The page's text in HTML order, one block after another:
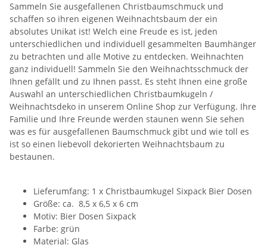
Sammeln Sie ausgefallenen Christbaumschmuck und
schaffen so ihren eigenen Weihnachtsbaum der ein
absolutes Unikat ist! Welch eine Freude es ist, jeden
unterschiedlichen und individuell gesammelten Baumhänger
zu betrachten und alle Motive zu entdecken. Weihnachten
ganz individuell! Sammeln Sie den Weihnachtsschmuck der
Ihnen gefällt und zu Ihnen passt. Es steht Ihnen eine große
Auswahl an unterschiedlichen Christbaumkugeln /
Weihnachtsdeko in unserem Online Shop zur Verfügung. Ihre
Familie und Ihre Freunde werden staunen wenn Sie sehen
was es für ausgefallenen Baumschmuck gibt und wie toll es
ist so einen liebevoll dekorierten Weihnachtsbaum zu
bestaunen.
Lieferumfang: 1 x Christbaumkugel Sixpack Bier Dosen
Größe: ca. 8,5 x 6,5 x 6 cm
Motiv: Bier Dosen Sixpack
Farbe: grün
Material: Glas